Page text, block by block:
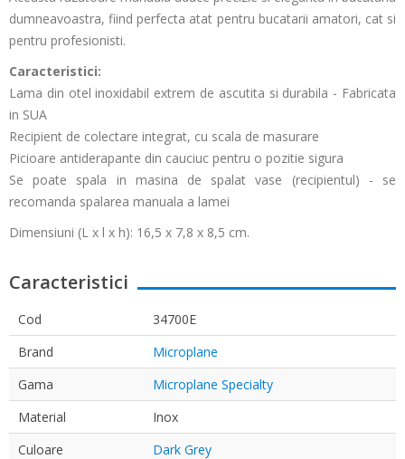
dumneavoastra, fiind perfecta atat pentru bucatarii amatori, cat si
pentru profesionisti.
Caracteristici:
Lama din otel inoxidabil extrem de ascutita si durabila - Fabricata
in SUA
Recipient de colectare integrat, cu scala de masurare
Picioare antiderapante din cauciuc pentru o pozitie sigura
Se poate spala in masina de spalat vase (recipientul) - se
recomanda spalarea manuala a lamei
Dimensiuni (L x l x h): 16,5 x 7,8 x 8,5 cm.
Caracteristici
Cod
34700E
Brand
Microplane
Gama
Microplane Specialty
Material
Inox
Culoare
Dark Grey